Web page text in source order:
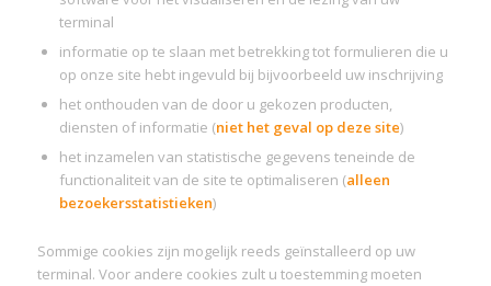
terminal
informatie op te slaan met betrekking tot formulieren die u
op onze site hebt ingevuld bij bijvoorbeeld uw inschrijving
het onthouden van de door u gekozen producten,
diensten of informatie (niet het geval op deze site)
het inzamelen van statistische gegevens teneinde de
functionaliteit van de site te optimaliseren (alleen
bezoekersstatistieken)
Sommige cookies zijn mogelijk reeds geïnstalleerd op uw
terminal. Voor andere cookies zult u toestemming moeten